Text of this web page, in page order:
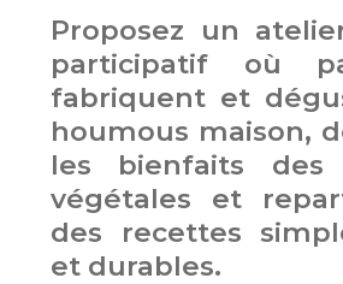
Proposez un
participatif où
fabriquent et
houmous maison,
les bienfaits des
végétales et
des recettes
et durables.